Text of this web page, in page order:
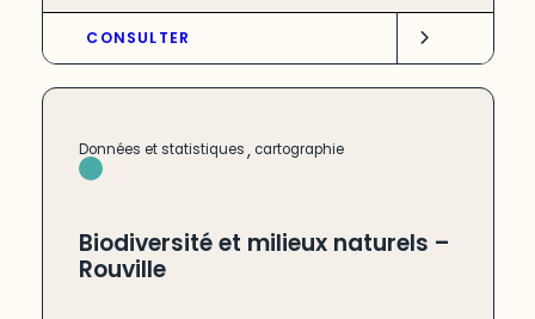
CONSULTER
Données et statistiques, cartographie
Biodiversité et milieux naturels –
Rouville